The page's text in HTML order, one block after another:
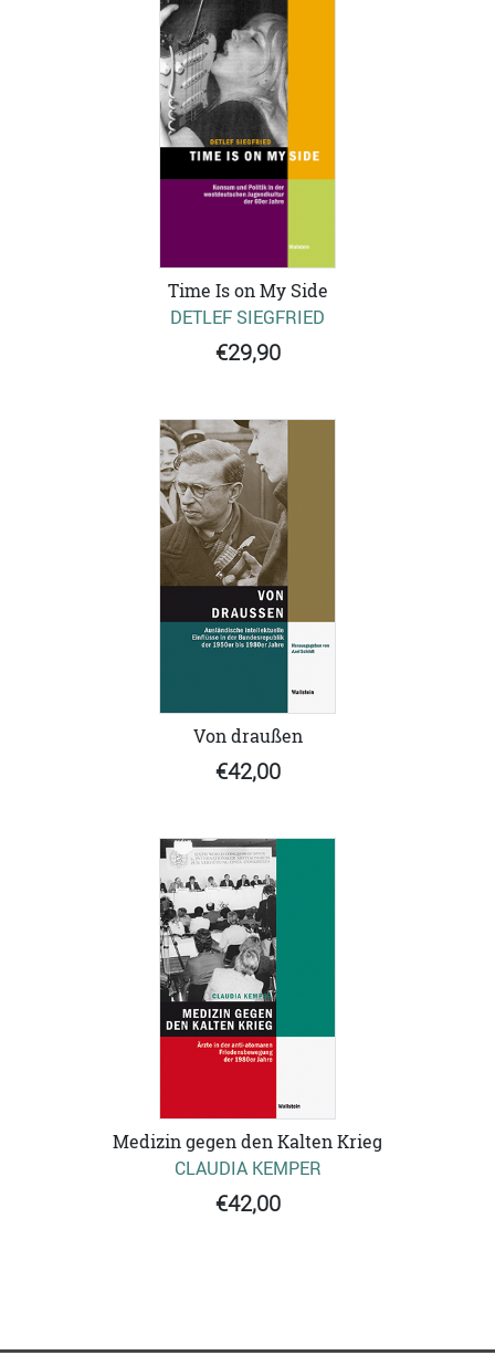
Time Is on My Side
DETLEF SIEGFRIED
€29,90
Von draußen
€42,00
Medizin gegen den Kalten Krieg
CLAUDIA KEMPER
€42,00